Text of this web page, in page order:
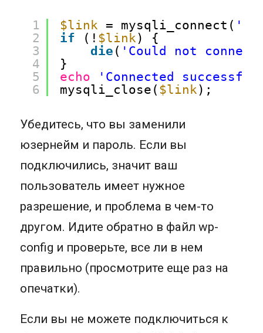
1
2
3
4
5
6
$link = mysqli_connect(
if
(! $link) {
die ( 'Could not
}
echo
'Connected
mysqli_close( $link);
Убедитесь, что вы заменили
юзернейм и пароль. Если вы
подключились, значит ваш
пользователь имеет нужное
разрешение, и проблема в чем-то
другом. Идите обратно в файл wp-
config и проверьте, все ли в нем
правильно (просмотрите еще раз на
опечатки).
Если вы не можете подключиться к